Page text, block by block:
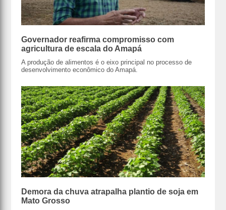
Governador reafirma compromisso com
agricultura de escala do Amapá
A produção de alimentos é o eixo principal no processo de
desenvolvimento econômico do Amapá.
Demora da chuva atrapalha plantio de soja em
Mato Grosso